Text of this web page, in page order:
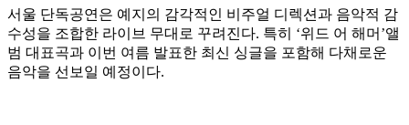
서울 단독공연은 예지의 감각적인 비주얼 디렉션과 음악적 감
수성을 조합한 라이브 무대로 꾸려진다. 특히 ‘위드 어 해머’앨
범 대표곡과 이번 여름 발표한 최신 싱글을 포함해 다채로운
음악을 선보일 예정이다.